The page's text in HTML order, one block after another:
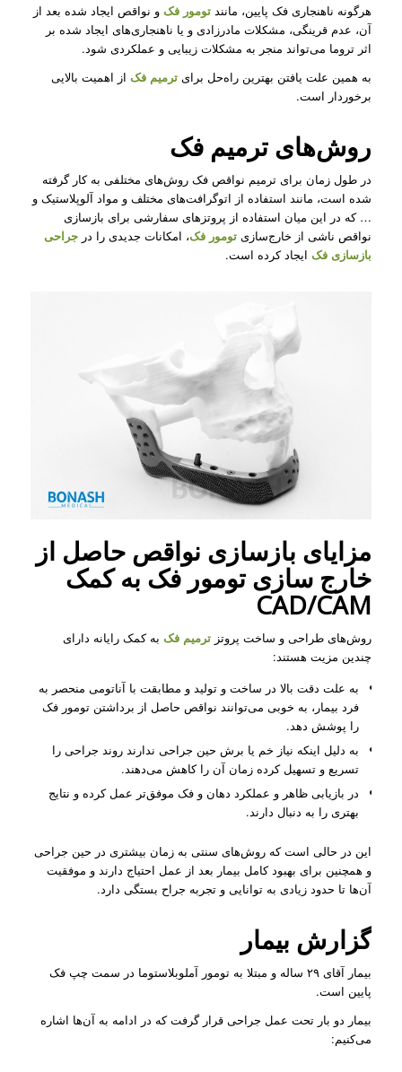
هرگونه ناهنجاری فک پایین، مانند تومور فکو نواقص ایجاد شده بعد از
آن، عدم قرینگی، مشکلات مادرزادی و یا ناهنجاری‌های ایجاد شده بر
اثر تروما می‌تواند منجر به مشکلات زیبایی و عملکردی شود.
به همین علت یافتن بهترین راه‌حل برای ترمیم فکاز اهمیت بالایی
برخوردار است.
روش‌های ترمیم فک
در طول زمان برای ترمیم نواقص فک روش‌های مختلفی به کار گرفته
شده است، مانند استفاده از اتوگرافت‌های مختلف و مواد آلوپلاستیک و
… که در این میان استفاده از پروتزهای سفارشی برای بازسازی
نواقص ناشی از خارج‌سازی تومور فک، امکانات جدیدی را در جراحی
بازسازی فکایجاد کرده است.
مزایای بازسازی نواقص حاصل از
خارج سازی تومور فک به کمک
CAD/CAM
روش‌های طراحی و ساخت پروتز ترمیم فکبه کمک رایانه دارای
چندین مزیت هستند:
به علت دقت بالا در ساخت و تولید و مطابقت با آناتومی منحصر به
فرد بیمار، به خوبی می‌توانند نواقص حاصل از برداشتن تومور فک
را پوشش دهد.
به دلیل اینکه نیاز خم یا برش حین جراحی ندارند روند جراحی را
تسریع و تسهیل کرده زمان آن را کاهش می‌دهند.
در بازیابی ظاهر و عملکرد دهان و فک موفق‌تر عمل کرده و نتایج
بهتری را به دنبال دارند.
این در حالی‌ است که روش‌های سنتی به زمان بیشتری در حین جراحی
و همچنین برای بهبود کامل بیمار بعد از عمل احتیاج دارند و موفقیت
آن‌ها تا حدود زیادی به توانایی و تجربه جراح بستگی دارد.
گزارش بیمار
بیمار آقای ۲۹ ساله و مبتلا به تومور آملوبلاستوما در سمت چپ فک
پایین است.
بیمار دو بار تحت عمل جراحی قرار گرفت که در ادامه به آن‌ها اشاره
می‌کنیم: